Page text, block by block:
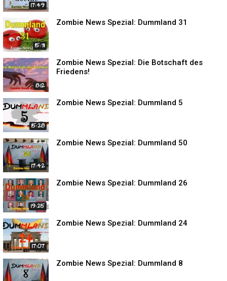
17:49
15:31
Zombie News Spezial: Dummland 31
8:12
Zombie News Spezial: Die Botschaft des
Friedens!
15:28
Zombie News Spezial: Dummland 5
17:42
Zombie News Spezial: Dummland 50
19:25
Zombie News Spezial: Dummland 26
17:07
Zombie News Spezial: Dummland 24
Zombie News Spezial: Dummland 8